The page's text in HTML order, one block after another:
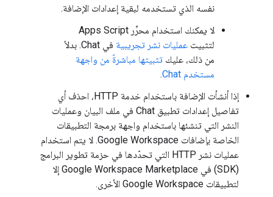
نفسه الذي تستخدمه لبقية إعدادات الإضافة.
لا يمكنك استخدام محرِّر Apps Script
لتثبيت عمليات نشر تجريبية
في Chat. بدلاً
من ذلك، عليك تثبيتها مباشرةً من واجهة
مستخدم Chat
.
إذا أنشأت الإضافة باستخدام خدمة HTTP، احذف أي
تفاصيل إعدادات تطبيق Chat في ملف البيان وعمليات
النشر التي تنشئها باستخدام واجهة برمجة التطبيقات
الخاصة بإضافات Google Workspace. لا يتم استخدام
عمليات نشر HTTP التي تحدّدها في حزمة تطوير البرامج
(SDK) في Google Workspace Marketplace إلا
لتطبيقات Google Workspace الأخرى.